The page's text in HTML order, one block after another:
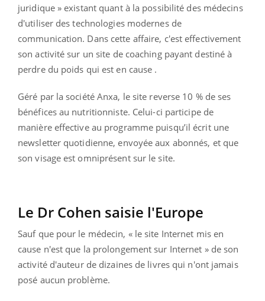
juridique » existant quant à la possibilité des médecins
d'utiliser des technologies modernes de
communication. Dans cette affaire, c'est effectivement
son activité sur un site de coaching payant destiné à
perdre du poids qui est en cause .
Géré par la société Anxa, le site reverse 10 % de ses
bénéfices au nutritionniste. Celui-ci participe de
manière effective au programme puisqu’il écrit une
newsletter quotidienne, envoyée aux abonnés, et que
son visage est omniprésent sur le site.
Le Dr Cohen saisie l'Europe
Sauf que pour le médecin, « le site Internet mis en
cause n'est que la prolongement sur Internet » de son
activité d'auteur de dizaines de livres qui n'ont jamais
posé aucun problème.